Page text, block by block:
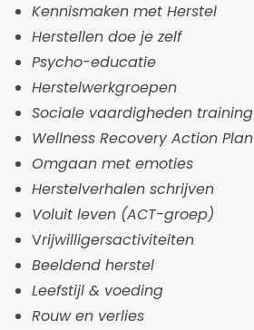
Kennismaken met Herstel
Herstellen doe je zelf
Psycho-educatie
Herstelwerkgroepen
Sociale vaardigheden training
Wellness Recovery Action Plan
Omgaan met emoties
Herstelverhalen schrijven
Voluit leven (ACT-groep)
Vrijwilligersactiviteiten
Beeldend herstel
Leefstijl & voeding
Rouw en verlies